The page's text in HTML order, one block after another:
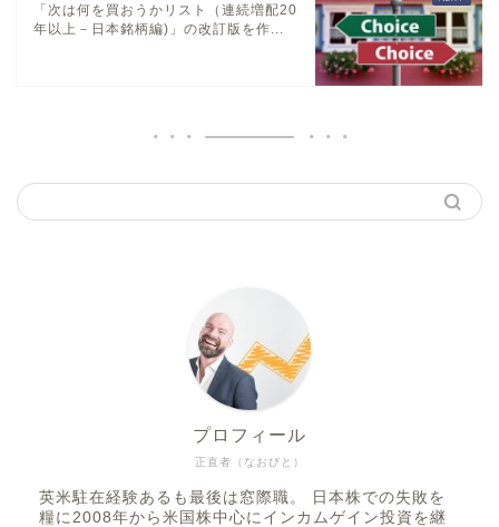
「次は何を買おうかリスト（連続増配20
年以上－日本銘柄編)」の改訂版を作...
正直者（なおびと）
プロフィール
英米駐在経験あるも最後は窓際職。 日本株での失敗を
糧に2008年から米国株中心にインカムゲイン投資を継